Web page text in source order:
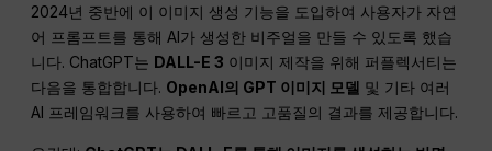
2024년 중반에 이 이미지 생성 기능을 도입하여 사용자가 자연
어 프롬프트를 통해 AI가 생성한 비주얼을 만들 수 있도록 했습
니다. ChatGPT는 DALL-E 3 이미지 제작을 위해 퍼플렉서티는
다음을 통합합니다. OpenAI의 GPT 이미지 모델 및 기타 여러
AI 프레임워크를 사용하여 빠르고 고품질의 결과를 제공합니다.